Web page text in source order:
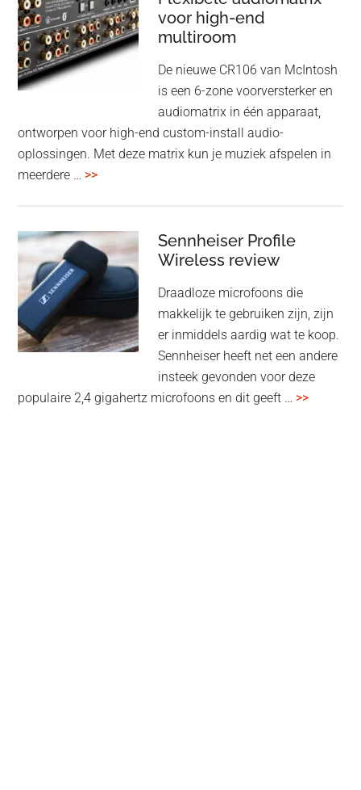
noise
cancellingvoor high-end
multiroom
De nieuwe CR106 van McIntosh
is een 6-zone voorversterker en
audiomatrix in één apparaat,
ontworpen voor high-end custom-install audio-
oplossingen. Met deze matrix kun je muziek afspelen in
meerdere … >>overMcIntosh
audiomatrix
voor
high-
end
multiroom
Sennheiser Profile
Wireless review
Draadloze microfoons die
makkelijk te gebruiken zijn, zijn
er inmiddels aardig wat te koop.
Sennheiser heeft net een andere
insteek gevonden voor deze
populaire 2,4 gigahertz microfoons en dit geeft … >>